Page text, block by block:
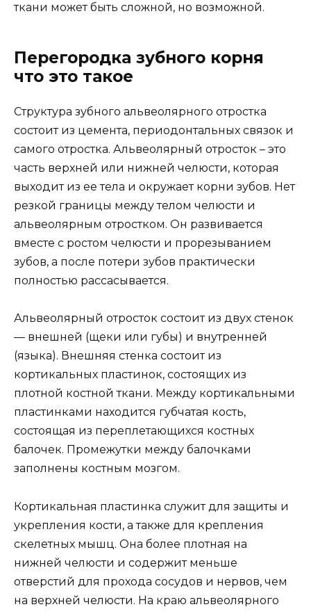
ткани может быть сложной, но возможной.
Перегородка зубного корня
что это такое
Структура зубного альвеолярного отростка
состоит из цемента, периодонтальных связок и
самого отростка. Альвеолярный отросток – это
часть верхней или нижней челюсти, которая
выходит из ее тела и окружает корни зубов. Нет
резкой границы между телом челюсти и
альвеолярным отростком. Он развивается
вместе с ростом челюсти и прорезыванием
зубов, а после потери зубов практически
полностью рассасывается.
Альвеолярный отросток состоит из двух стенок
— внешней (щеки или губы) и внутренней
(языка). Внешняя стенка состоит из
кортикальных пластинок, состоящих из
плотной костной ткани. Между кортикальными
пластинками находится губчатая кость,
состоящая из переплетающихся костных
балочек. Промежутки между балочками
заполнены костным мозгом.
Кортикальная пластинка служит для защиты и
укрепления кости, а также для крепления
скелетных мышц. Она более плотная на
нижней челюсти и содержит меньше
отверстий для прохода сосудов и нервов, чем
на верхней челюсти. На краю альвеолярного